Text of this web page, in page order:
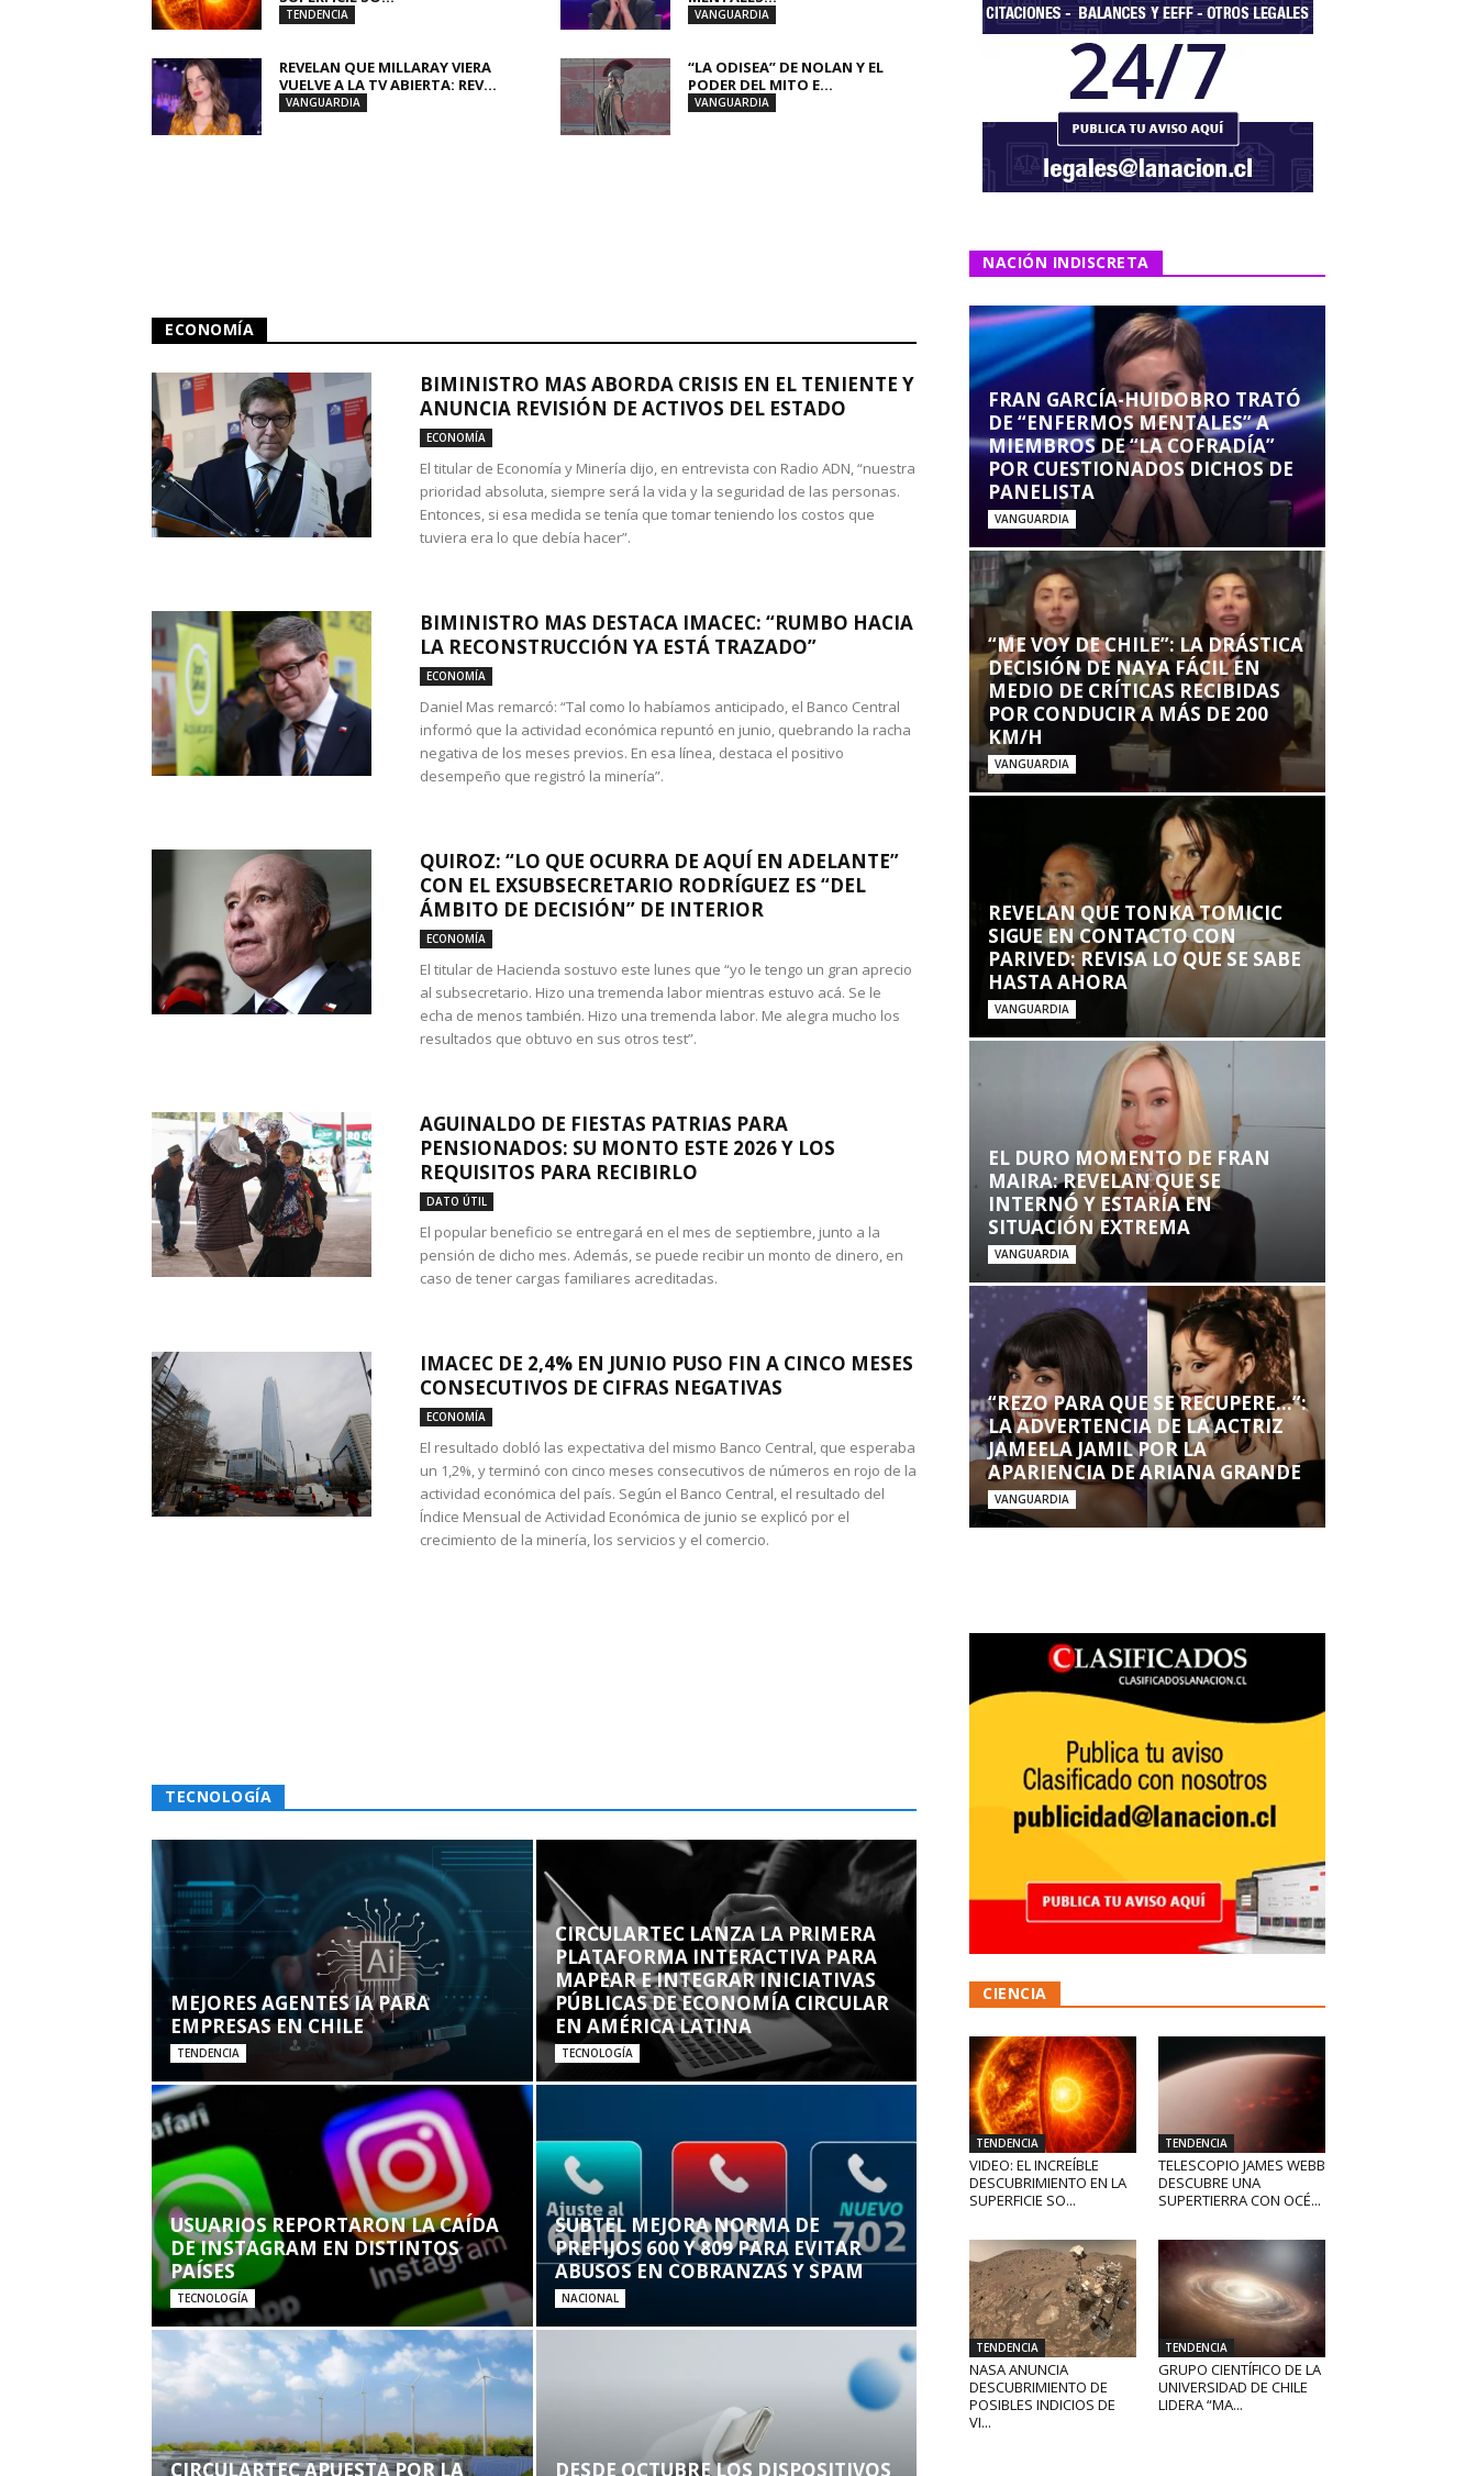
TENDENCIA VANGUARDIA
REVELAN QUE MILLARAY VIERA
VUELVE A LA TV ABIERTA: REV...
VANGUARDIA
“LA ODISEA” DE NOLAN Y EL
PODER DEL MITO E...
VANGUARDIA
ECONOMÍA
BIMINISTRO MAS ABORDA CRISIS EN EL TENIENTE Y
ANUNCIA REVISIÓN DE ACTIVOS DEL ESTADO
ECONOMÍA
El titular de Economía y Minería dijo, en entrevista con Radio ADN, “nuestra
prioridad absoluta, siempre será la vida y la seguridad de las personas.
Entonces, si esa medida se tenía que tomar teniendo los costos que
tuviera era lo que debía hacer”.
BIMINISTRO MAS DESTACA IMACEC: “RUMBO HACIA
LA RECONSTRUCCIÓN YA ESTÁ TRAZADO”
ECONOMÍA
Daniel Mas remarcó: “Tal como lo habíamos anticipado, el Banco Central
informó que la actividad económica repuntó en junio, quebrando la racha
negativa de los meses previos. En esa línea, destaca el positivo
desempeño que registró la minería”.
QUIROZ: “LO QUE OCURRA DE AQUÍ EN ADELANTE”
CON EL EXSUBSECRETARIO RODRÍGUEZ ES “DEL
ÁMBITO DE DECISIÓN” DE INTERIOR
ECONOMÍA
El titular de Hacienda sostuvo este lunes que “yo le tengo un gran aprecio
al subsecretario. Hizo una tremenda labor mientras estuvo acá. Se le
echa de menos también. Hizo una tremenda labor. Me alegra mucho los
resultados que obtuvo en sus otros test”.
AGUINALDO DE FIESTAS PATRIAS PARA
PENSIONADOS: SU MONTO ESTE 2026 Y LOS
REQUISITOS PARA RECIBIRLO
DATO ÚTIL
El popular beneficio se entregará en el mes de septiembre, junto a la
pensión de dicho mes. Además, se puede recibir un monto de dinero, en
caso de tener cargas familiares acreditadas.
IMACEC DE 2,4% EN JUNIO PUSO FIN A CINCO MESES
CONSECUTIVOS DE CIFRAS NEGATIVAS
ECONOMÍA
El resultado dobló las expectativa del mismo Banco Central, que esperaba
un 1,2%, y terminó con cinco meses consecutivos de números en rojo de la
actividad económica del país. Según el Banco Central, el resultado del
Índice Mensual de Actividad Económica de junio se explicó por el
crecimiento de la minería, los servicios y el comercio.
TECNOLOGÍA
MEJORES AGENTES IA PARA
EMPRESAS EN CHILE
TENDENCIA
CIRCULARTEC LANZA LA PRIMERA
PLATAFORMA INTERACTIVA PARA
MAPEAR E INTEGRAR INICIATIVAS
PÚBLICAS DE ECONOMÍA CIRCULAR
EN AMÉRICA LATINA
TECNOLOGÍA
USUARIOS REPORTARON LA CAÍDA
DE INSTAGRAM EN DISTINTOS
PAÍSES
TECNOLOGÍA
SUBTEL MEJORA NORMA DE
PREFIJOS 600 Y 809 PARA EVITAR
ABUSOS EN COBRANZAS Y SPAM
NACIONAL
CIRCULARTEC APUESTA POR LA DESDE OCTUBRE LOS DISPOSITIVOS
NACIÓN INDISCRETA
FRAN GARCÍA-HUIDOBRO TRATÓ
DE “ENFERMOS MENTALES” A
MIEMBROS DE “LA COFRADÍA”
POR CUESTIONADOS DICHOS DE
PANELISTA
VANGUARDIA
“ME VOY DE CHILE”: LA DRÁSTICA
DECISIÓN DE NAYA FÁCIL EN
MEDIO DE CRÍTICAS RECIBIDAS
POR CONDUCIR A MÁS DE 200
KM/H
VANGUARDIA
REVELAN QUE TONKA TOMICIC
SIGUE EN CONTACTO CON
PARIVED: REVISA LO QUE SE SABE
HASTA AHORA
VANGUARDIA
EL DURO MOMENTO DE FRAN
MAIRA: REVELAN QUE SE
INTERNÓ Y ESTARÍA EN
SITUACIÓN EXTREMA
VANGUARDIA
“REZO PARA QUE SE RECUPERE…”:
LA ADVERTENCIA DE LA ACTRIZ
JAMEELA JAMIL POR LA
APARIENCIA DE ARIANA GRANDE
VANGUARDIA
CIENCIA
TENDENCIA
VIDEO: EL INCREÍBLE
DESCUBRIMIENTO EN LA
SUPERFICIE SO...
TENDENCIA
TELESCOPIO JAMES WEBB
DESCUBRE UNA
SUPERTIERRA CON OCÉ...
TENDENCIA
NASA ANUNCIA
DESCUBRIMIENTO DE
POSIBLES INDICIOS DE
VI...
TENDENCIA
GRUPO CIENTÍFICO DE LA
UNIVERSIDAD DE CHILE
LIDERA “MA...